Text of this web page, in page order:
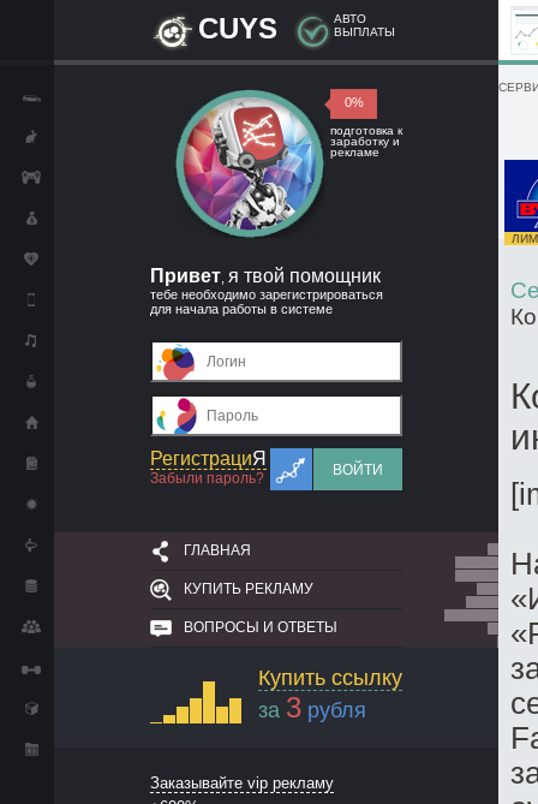
CUYS
АВТО
ВЫПЛАТЫ
0%
подготовка к
заработку и
рекламе
Привет я твой помощник
тебе необходимо зарегистрироваться
для начала работы в системе
РегистрациЯ
Забыли пароль?
ВОЙТИ
ГЛАВНАЯ
КУПИТЬ РЕКЛАМУ
ВОПРОСЫ И ОТВЕТЫ
Купить ссылку
за 3 рубля
Заказывайте vip рекламу